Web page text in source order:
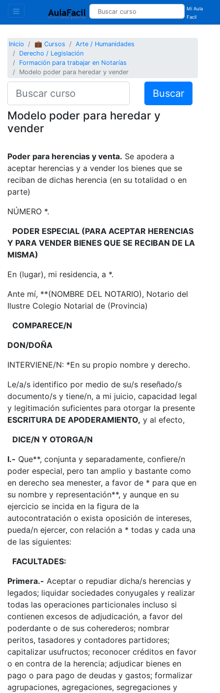
Mi Aula
Facil
Inicio 💼 Cursos
Arte / Humanidades
Derecho / Legislación
Formación para trabajar en Notarías
Modelo poder para heredar y vender
Buscar
Modelo poder para heredar y
vender
Poder para herencias y venta. Se apodera a
aceptar herencias y a vender los bienes que se
reciban de dichas herencia (en su totalidad o en
parte)
NÚMERO *.
PODER ESPECIAL (PARA ACEPTAR HERENCIAS
Y PARA VENDER BIENES QUE SE RECIBAN DE LA
MISMA)
En (lugar), mi residencia, a *.
Ante mí, **(NOMBRE DEL NOTARIO), Notario del
Ilustre Colegio Notarial de (Provincia)
COMPARECE/N
DON/DOÑA
INTERVIENE/N: *En su propio nombre y derecho.
Le/a/s identifico por medio de su/s reseñado/s
documento/s y tiene/n, a mi juicio, capacidad legal
y legitimación suficientes para otorgar la presente
ESCRITURA DE APODERAMIENTO, y al efecto,
DICE/N Y OTORGA/N
I.- Que**, conjunta y separadamente, confiere/n
poder especial, pero tan amplio y bastante como
en derecho sea menester, a favor de * para que en
su nombre y representación**, y aunque en su
ejercicio se incida en la figura de la
autocontratación o exista oposición de intereses,
pueda/n ejercer, con relación a * todas y cada una
de las siguientes:
FACULTADES:
Primera.- Aceptar o repudiar dicha/s herencias y
legados; liquidar sociedades conyugales y realizar
todas las operaciones particionales incluso si
contienen excesos de adjudicación, a favor del
poderdante o de sus coherederos; nombrar
peritos, tasadores y contadores partidores;
capitalizar usufructos; reconocer créditos en favor
o en contra de la herencia; adjudicar bienes en
pago o para pago de deudas y gastos; formalizar
agrupaciones, agregaciones, segregaciones y